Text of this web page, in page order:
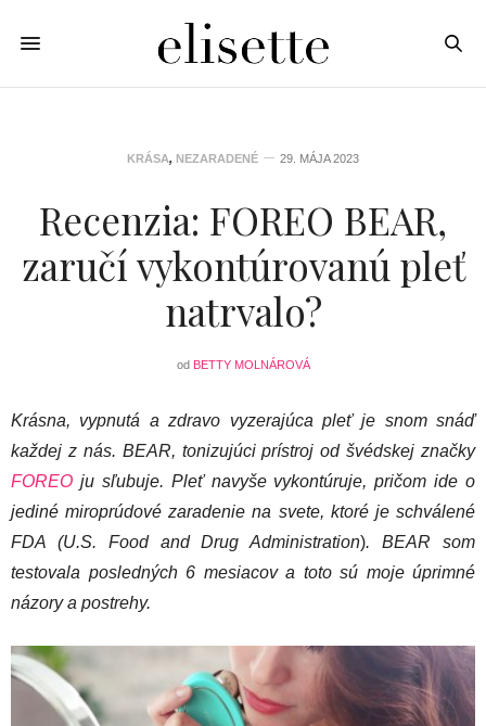
KRÁSA, NEZARADENÉ 29. MÁJA 2023
Recenzia: FOREO BEAR,
zaručí vykontúrovanú pleť
natrvalo?
od BETTY MOLNÁROVÁ
Krásna, vypnutá a zdravo vyzerajúca pleť je snom snáď
každej z nás. BEAR, tonizujúci prístroj od švédskej značky
FOREO ju sľubuje. Pleť navyše vykontúruje, pričom ide o
jediné miroprúdové zaradenie na svete, ktoré je schválené
FDA (U.S. Food and Drug Administration). BEAR som
testovala posledných 6 mesiacov a toto sú moje úprimné
názory a postrehy.